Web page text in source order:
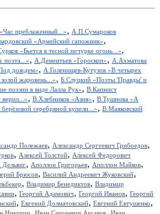
преблаженный...», А.П.Сумароков
«Армейский сапожник»,
«Бьется в тесной печурке огонь...»,
поэта...», А.Дементьев «Гороскоп», А.Ахматова
дождем», А.Голенищев-Кутузов «В четырех
жаровень...», Б.Слуцкий «Поэты 'Правды' и
поэзии в виде Лалла Рук», В.Капнист
, В.Хлебников «Азия», В.Тушнова «А
серебряной купели...», В.Маяковский
Полежаев, Александр Сергеевич Грибоедов,
, Алексей Толстой, Алексей Федорович
Дельвиг, Аполлон Григорьев, Аполлон Майков,
Брюсов, Василий Андреевич Жуковский,
, Владимир Бенедиктов, Владимир
, Георгий Адамович, Георгий Иванов, Георгий
, Евгений Долматовский, Евгений Евтушенко,